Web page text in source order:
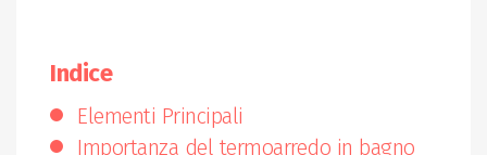
Indice
Elementi Principali
Importanza del termoarredo in bagno